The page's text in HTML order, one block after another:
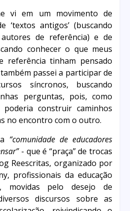
vi em um movimento de
‘textos antigos’ (buscando
de referência) e de
conhecer o que meus
referência tinham pensado
passei a participar de
síncronos, buscando
perguntas, pois, como
construir caminhos
no encontro com o outro.
“comunidade de educadores
- que é “praça” de trocas
Reescritas, organizado por
profissionais da educação
movidas pelo desejo de
discursos sobre as